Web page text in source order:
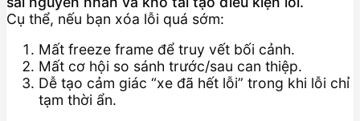
Cụ thể, nếu bạn xóa lỗi quá sớm:
Mất freeze frame để truy vết bối cảnh.
Mất cơ hội so sánh trước/sau can thiệp.
Dễ tạo cảm giác “xe đã hết lỗi” trong khi lỗi chỉ
tạm thời ẩn.